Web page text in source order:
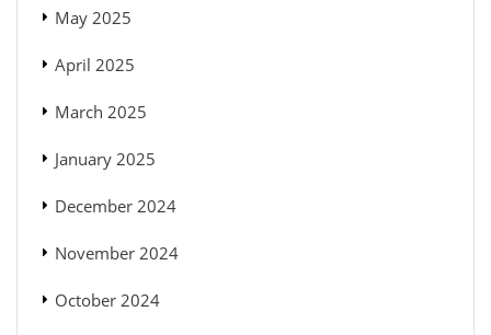
May 2025
April 2025
March 2025
January 2025
December 2024
November 2024
October 2024